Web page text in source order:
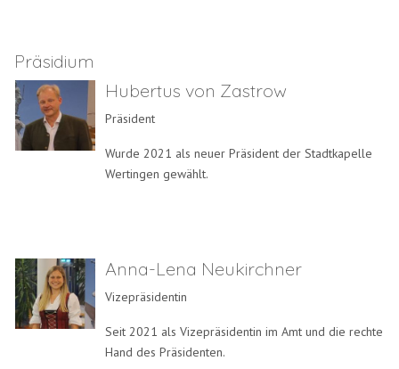
Präsidium
Hubertus von Zastrow
Präsident
Wurde 2021 als neuer Präsident der Stadtkapelle
Wertingen gewählt.
Anna-Lena Neukirchner
Vizepräsidentin
Seit 2021 als Vizepräsidentin im Amt und die rechte
Hand des Präsidenten.